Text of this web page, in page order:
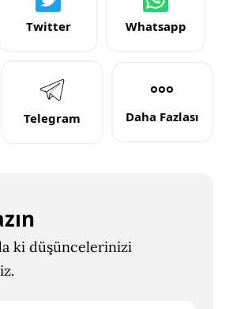
Twitter Whatsapp
Telegram Daha Fazlası
ki düşüncelerinizi